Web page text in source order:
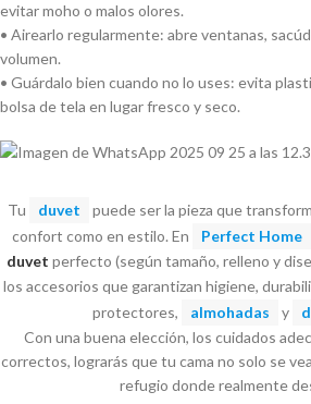
evitar moho o malos olores.
• Airearlo regularmente: abre ventanas,
volumen.
• Guárdalo bien cuando no lo uses: evita
bolsa de tela en lugar fresco y seco.
Tu duvet
puede ser la pieza que
confort como en estilo. En
Perfect Home
duvet perfecto (según tamaño, relleno y
los accesorios que garantizan higiene,
protectores,
almohadas y
Con una buena elección, los cuidados
correctos, lograrás que tu cama no solo se
refugio donde realmente